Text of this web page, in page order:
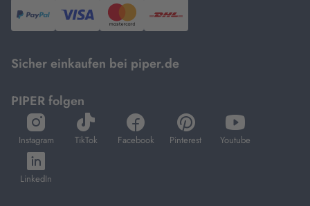
PayPal,Visa
und
DHL.
Sicher einkaufen bei piper.de
PIPER folgen
Instagram
öffnet
in
neuem
Tab
TikTok
öffnet
in
Facebook
öffnet
in
Pinterest
öffnet
in
Youtube
öffnet
in
LinkedIn
öffnet
in